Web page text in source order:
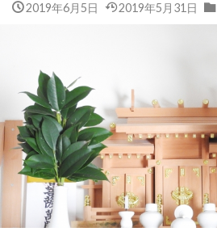
2019年6月5日 2019年5月31日